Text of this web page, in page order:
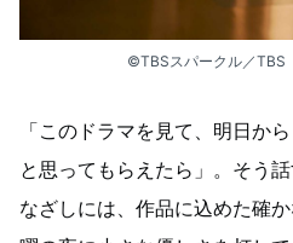
©TBSスパークル／TBS
「このドラマを見て、明日か
と思ってもらえたら」。そう
なざしには、作品に込めた確